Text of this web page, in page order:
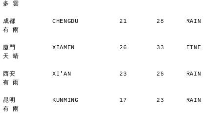
多 雲
成都          CHENGDU           21        28      RAIN
有 雨
廈門          XIAMEN            26        33      FINE
天 晴
西安          XI'AN             23        26      RAIN
有 雨
昆明          KUNMING           17        23      RAIN
有 雨